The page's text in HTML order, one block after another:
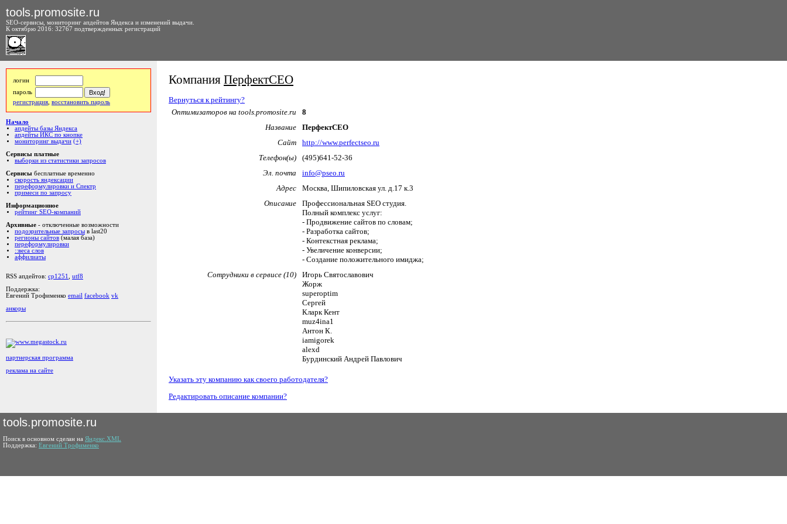
tools.promosite.ru
SEO-сервисы, мониторинг апдейтов Яндекса и изменений выдачи.
К октябрю 2016: 32767 подтвержденных регистраций
логин
пароль
регистрация восстановить пароль
Начало
апдейты базы Яндекса
апдейты ИКС по кнопке
мониторинг выдачи (+)
Сервисы платные
выборки из статистики запросов
Сервисы бесплатные временно
скорость яндексации
переформулировки и Спектр
примеси по запросу
Информационное
рейтинг SEO-компаний
Архивные - отключенные возможности
подозрительные запросы в last20
регионы сайтов (малая база)
переформулировки
::веса слов
аффилиаты
RSS апдейтов: cp1251
utf8
Поддержка:
Евгений Трофименко email facebook vk
анкоры
партнерская программа
реклама на сайте
Компания ПерфектСЕО
Вернуться к рейтингу?
Оптимизаторов на tools.promosite.ru
8
Название
ПерфектСЕО
Сайт
http://www.perfectseo.ru
Телефон(ы)
(495)641-52-36
Эл. почта
info@pseo.ru
Адрес
Москва, Шипиловская ул. д.17 к.3
Описание
Профессиональная SEO студия.
Полный комплекс услуг:
- Продвижение сайтов по словам;
- Разработка сайтов;
- Контекстная реклама;
- Увеличение конверсии;
- Создание положительного имиджа;
Сотрудники в сервисе (10)
Игорь Святославович
Жорж
superoptim
Сергей
Кларк Кент
muz4ina1
Антон К.
iamigorek
alexd
Бурдинский Андрей Павлович
Указать эту компанию как своего работодателя?
Редактировать описание компании?
tools.promosite.ru
Поиск в основном сделан на Яндекс.XML
Поддержка: Евгений Трофименко